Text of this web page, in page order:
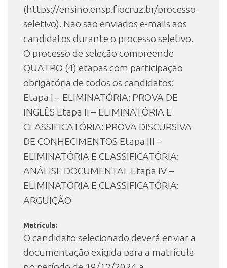
(https://ensino.ensp.fiocruz.br/processo-
seletivo). Não são enviados e-mails aos
candidatos durante o processo seletivo.
O processo de seleção compreende
QUATRO (4) etapas com participação
obrigatória de todos os candidatos:
Etapa I – ELIMINATÓRIA: PROVA DE
INGLÊS Etapa II – ELIMINATÓRIA E
CLASSIFICATÓRIA: PROVA DISCURSIVA
DE CONHECIMENTOS Etapa III –
ELIMINATÓRIA E CLASSIFICATÓRIA:
ANÁLISE DOCUMENTAL Etapa IV –
ELIMINATÓRIA E CLASSIFICATÓRIA:
ARGUIÇÃO
Matrícula:
O candidato selecionado deverá enviar a
documentação exigida para a matrícula